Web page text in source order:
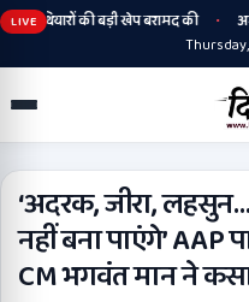
LIVE
हथियारों की बड़ी खेप बरामद की •
अमन
‘अदरक, जीरा,
नहीं बना पाएंगे’ AAP
CM भगवंत मान ने